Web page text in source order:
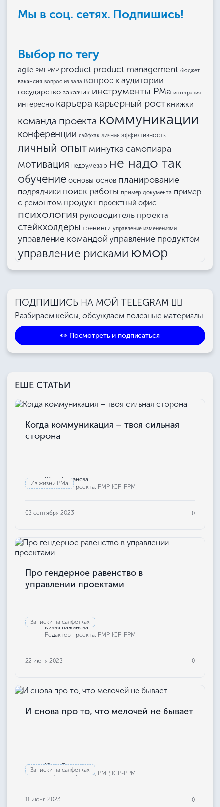
Мы в соц. сетях. Подпишись!
Выбор по тегу
agile PMI PMP product product management бюджет
вакансия вопрос из зала вопрос к аудитории
государство заказчик инструменты РМа интеграция
интересно карьера карьерный рост книжки
команда проекта коммуникации
конференции лайфхак личная эффективность
личный опыт минутка самопиара
мотивация недоумеваю не надо так
обучение основы основ планирование
подрядчики поиск работы пример документа пример
с ремонтом продукт проектный офис
психология руководитель проекта
стейкхолдеры тренинги управление изменениями
управление командой управление продуктом
управление рисками юмор
ПОДПИШИСЬ НА МОЙ TELEGRAM 👉🏻
Разбираем кейсы, обсуждаем полезные материалы
👀 Посмотреть и подписаться
ЕЩЕ СТАТЬИ
Из жизни РМа
Когда коммуникация – твоя сильная
сторона
Юлия Бажанова
Редактор проекта, РМР, ICP-PPM
03 сентября 2023 0
Записки на салфетках
Про гендерное равенство в
управлении проектами
Юлия Бажанова
Редактор проекта, РМР, ICP-PPM
22 июня 2023 0
Записки на салфетках
И снова про то, что мелочей не бывает
Юлия Бажанова
Редактор проекта, РМР, ICP-PPM
11 июня 2023 0